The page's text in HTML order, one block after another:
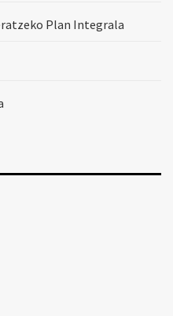
Plan Integrala